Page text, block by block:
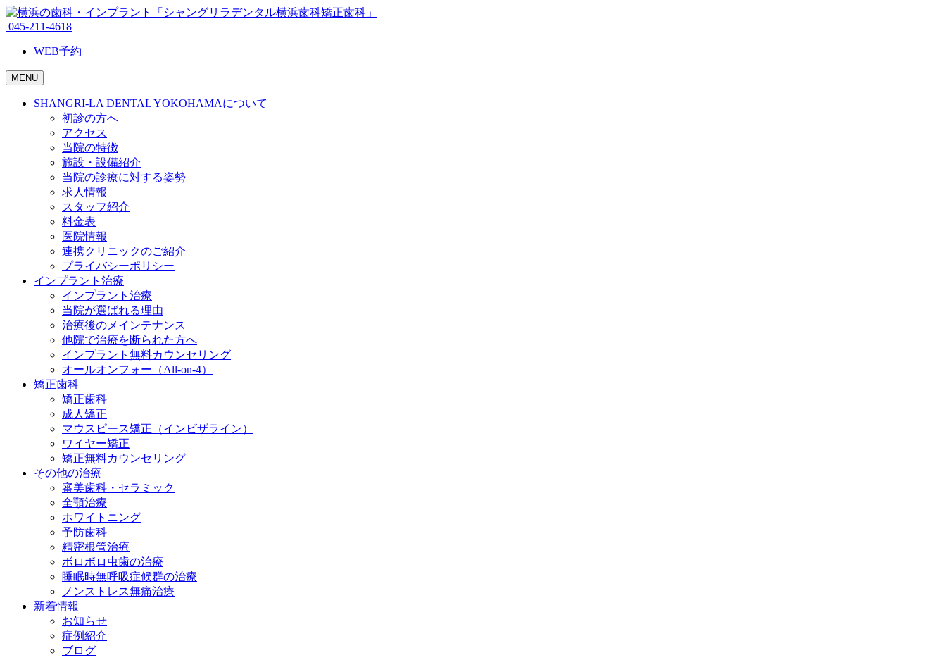
045-211-4618
WEB予約
MENU
SHANGRI-LA DENTAL YOKOHAMAについて
初診の方へ
アクセス
当院の特徴
施設・設備紹介
当院の診療に対する姿勢
求人情報
スタッフ紹介
料金表
医院情報
連携クリニックのご紹介
プライバシーポリシー
インプラント治療
インプラント治療
当院が選ばれる理由
治療後のメインテナンス
他院で治療を断られた方へ
インプラント無料カウンセリング
オールオンフォー（All-on-4）
矯正歯科
矯正歯科
成人矯正
マウスピース矯正（インビザライン）
ワイヤー矯正
矯正無料カウンセリング
その他の治療
審美歯科・セラミック
全顎治療
ホワイトニング
予防歯科
精密根管治療
ボロボロ虫歯の治療
睡眠時無呼吸症候群の治療
ノンストレス無痛治療
新着情報
お知らせ
症例紹介
ブログ